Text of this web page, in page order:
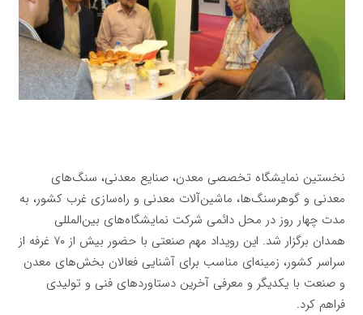
نخستین نمایشگاه تخصصی معدن، صنایع معدنی، سنگ‌های
معدنی و گوهرسنگ‌ها، ماشین‌آلات معدنی و راه‌سازی غرب کشور، به
مدت چهار روز در محل دائمی شرکت نمایشگاه‌های بین‌المللی
همدان برگزار شد. این رویداد مهم صنعتی با حضور بیش از ۷۰ غرفه از
سراسر کشور، زمینه‌ای مناسب برای آشنایی فعالان بخش‌های معدن
و صنعت با یکدیگر و معرفی آخرین دستاوردهای فنی و تولیدی
فراهم کرد.